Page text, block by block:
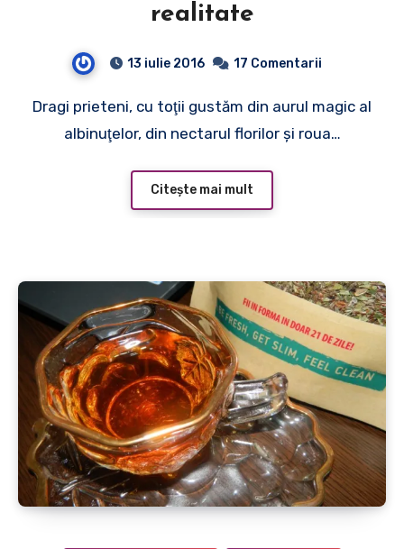
realitate
13 iulie 2016 17 Comentarii
Dragi prieteni, cu toţii gustăm din aurul magic al
albinuţelor, din nectarul florilor şi roua…
Citește mai mult